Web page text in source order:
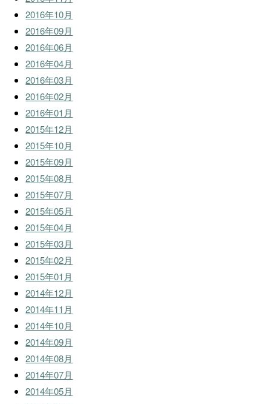
2016年10月
2016年09月
2016年06月
2016年04月
2016年03月
2016年02月
2016年01月
2015年12月
2015年10月
2015年09月
2015年08月
2015年07月
2015年05月
2015年04月
2015年03月
2015年02月
2015年01月
2014年12月
2014年11月
2014年10月
2014年09月
2014年08月
2014年07月
2014年05月